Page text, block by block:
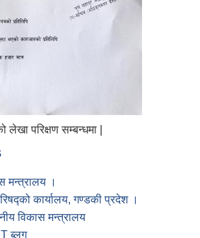
लेखा परिक्षण सम्बन्धमा |
मन्त्रालय ।
कार्यालय, गण्डकी प्रदेश ।
विकास मन्त्रालय
ब्लग